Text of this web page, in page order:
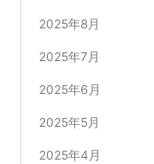
2025年8月
2025年7月
2025年6月
2025年5月
2025年4月